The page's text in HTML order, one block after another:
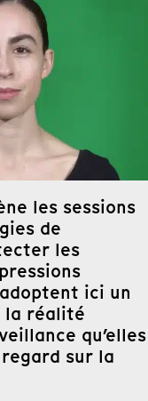
les sessions
de
les
ici un
la réalité
qu’elles
sur la